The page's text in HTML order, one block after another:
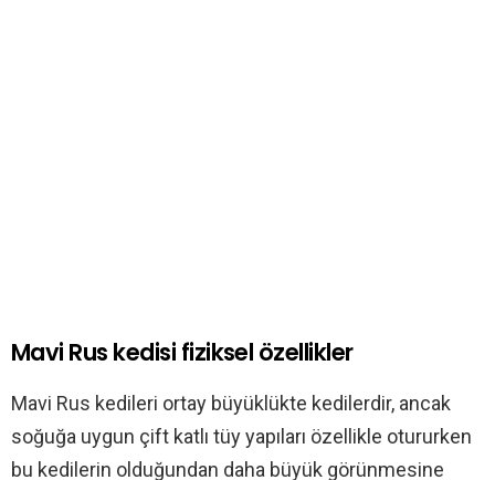
Mavi Rus kedisi fiziksel özellikler
Mavi Rus kedileri ortay büyüklükte kedilerdir, ancak
soğuğa uygun çift katlı tüy yapıları özellikle otururken
bu kedilerin olduğundan daha büyük görünmesine